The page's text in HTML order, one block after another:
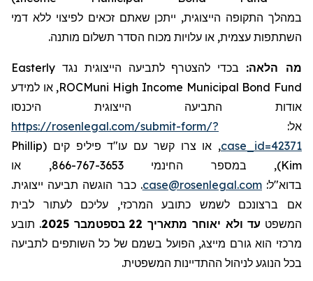
במהלך התקופה הייצוגית, ייתכן שאתם זכאים לפיצוי ללא דמי
השתתפות עצמית, או עלויות מכוח הסדר תשלום מותנה.
מה הלאה: בכדי להצטרף לתביעה הייצוגית נגד Easterly
ROCMuni High Income Municipal Bond Fund, או למידע
אודות התביעה הייצוגית היכנסו
אל: https://rosenlegal.com/submit-form/?
case_id=42371, או צרו קשר עם עו"ד פיליפ קים (Phillip
Kim
), במספר החינמי 866-767-3653, או
בדוא"ל:case@rosenlegal.com. כבר הוגשה תביעה ייצוגית.
אם ברצונכם לשמש כתובע המרכזי, עליכם לעתור לבית
המשפט עד ולא יאוחר מתאריך 22 בספטמבר 2025 . תובע
מרכזי הוא גורם מייצג, הפועל בשמם של כל השותפים לתביעה
בכל הנוגע לניהול ההתדיינות המשפטית.